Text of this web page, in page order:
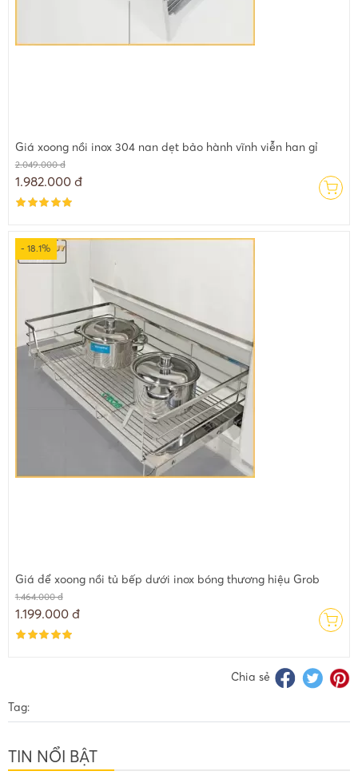
Giá xoong nồi inox 304 nan dẹt bảo hành vĩnh viễn han gỉ
2.049.000 đ
1.982.000 đ
- 18.1%
Giá để xoong nồi tủ bếp dưới inox bóng thương hiệu Grob
1.464.000 đ
1.199.000 đ
Chia sẻ
Tag:
TIN NỔI BẬT